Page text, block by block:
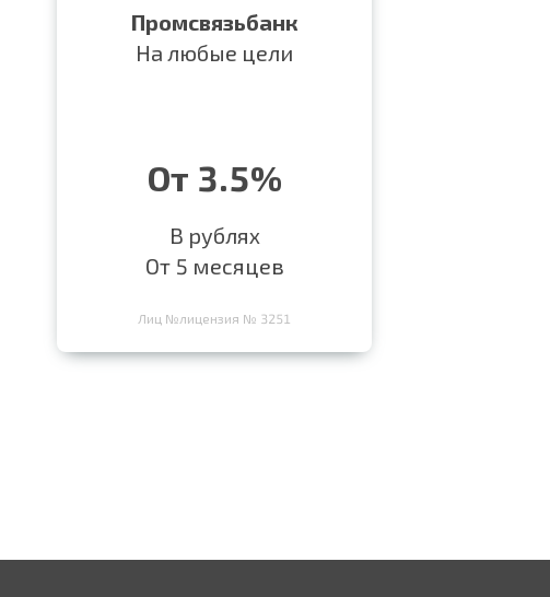
Промсвязьбанк
На любые цели
От 3.5%
В рублях
От 5 месяцев
Лиц №лицензия № 3251